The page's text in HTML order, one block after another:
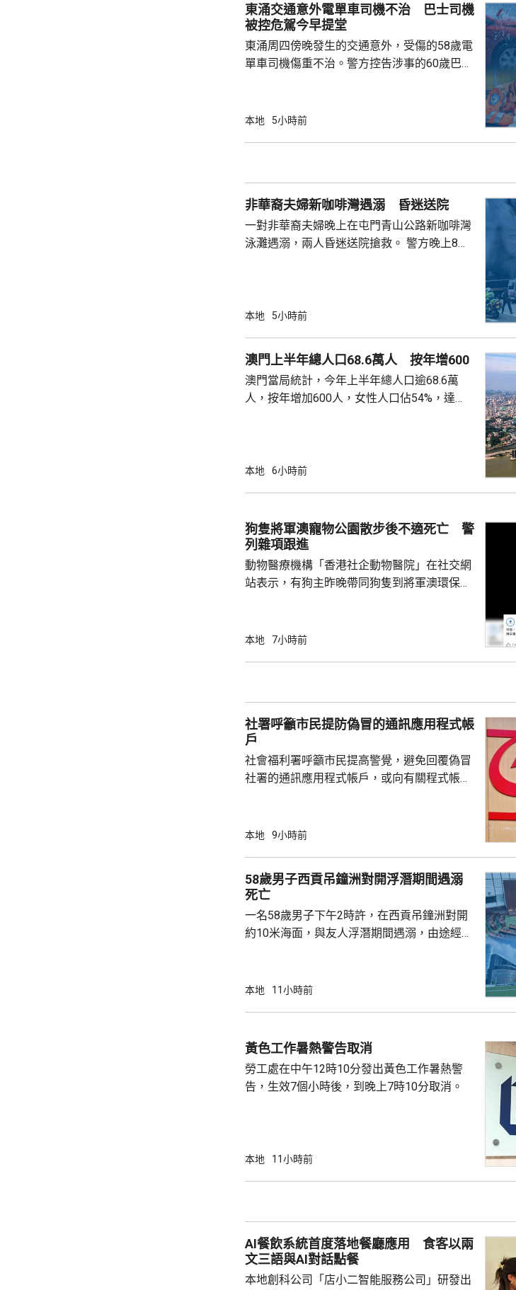
東涌交通意外電單車司機不治 巴士司機
被控危駕今早提堂
東涌周四傍晚發生的交通意外，受傷的58歲電
單車司機傷重不治。警方控告涉事的60歲巴士
龍運巴士沿東涌東交匯處行駛，去到近北大嶼
周五早上8時許證實死亡。
本地 5小時前
非華裔夫婦新咖啡灣遇溺 昏迷送院
一對非華裔夫婦晚上在屯門青山公路新咖啡灣
泳灘遇溺，兩人昏迷送院搶救。 警方晚上8時
本地 5小時前
澳門上半年總人口68.6萬人 按年增600
澳門當局統計，今年上半年總人口逾68.6萬
人，按年增加600人，女性人口佔54%，達
方面，上半年從內地持單程證的新來澳人士有
本地 6小時前
狗隻將軍澳寵物公園散步後不適死亡 警
列雜項跟進
動物醫療機構「香港社企動物醫院」在社交網
站表示，有狗主昨晚帶同狗隻到將軍澳環保大
亡，狗主事後聯絡交由漁護署化驗。 警方表
本地 7小時前
社署呼籲市民提防偽冒的通訊應用程式帳
戶
社會福利署呼籲市民提高警覺，避免回覆偽冒
社署的通訊應用程式帳戶，或向有關程式帳戶
內的不明連結，以盗取市民的個人資料。社署
本地 9小時前
58歲男子西貢吊鐘洲對開浮潛期間遇溺
死亡
一名58歲男子下午2時許，在西貢吊鐘洲對開
約10米海面，與友人浮潛期間遇溺，由途經船
確定。
本地 11小時前
黃色工作暑熱警告取消
勞工處在中午12時10分發出黃色工作暑熱警
告，生效7個小時後，到晚上7時10分取消。
本地 11小時前
AI餐飲系統首度落地餐廳應用 食客以兩
文三語與AI對話點餐
本地創科公司「店小二智能服務公司」研發出